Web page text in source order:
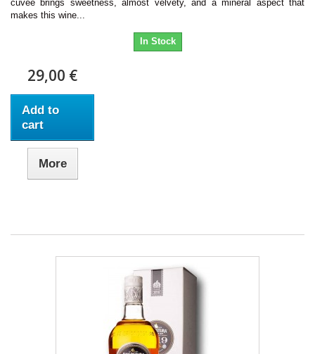
cuvée brings sweetness, almost velvety, and a mineral aspect that
makes this wine...
In Stock
29,00 €
Add to
cart
More